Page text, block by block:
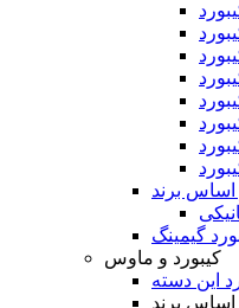
اساس برند
کیبورد و ماوس
این دسته
اساس برند